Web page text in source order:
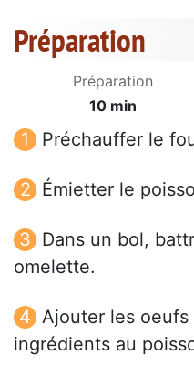
Préparation
Préparation
10 min
Préchauffer le
Émietter le
Dans un bol,
omelette.
Ajouter les
ingrédients au